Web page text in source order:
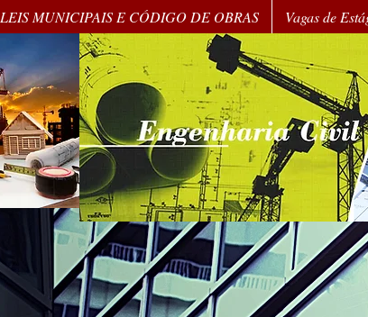
LEIS MUNICIPAIS E CÓDIGO DE OBRAS Vagas de